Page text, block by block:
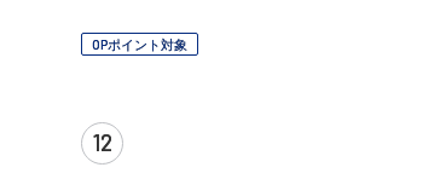
OPポイント対象
12